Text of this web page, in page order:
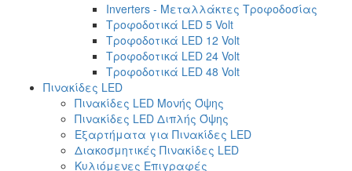
Inverters - Μεταλλάκτες Τροφοδοσίας
Τροφοδοτικά LED 5 Volt
Τροφοδοτικά LED 12 Volt
Τροφοδοτικά LED 24 Volt
Τροφοδοτικά LED 48 Volt
Πινακίδες LED
Πινακίδες LED Μονής Όψης
Πινακίδες LED Διπλής Όψης
Εξαρτήματα για Πινακίδες LED
Διακοσμητικές Πινακίδες LED
Κυλιόμενες Επιγραφές